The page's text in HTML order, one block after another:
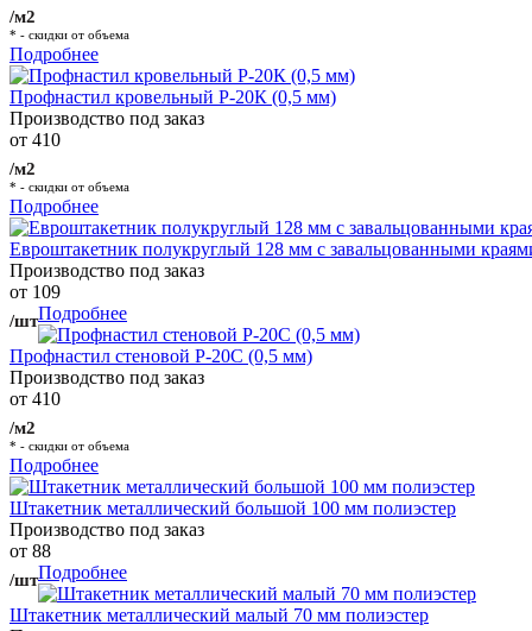
/м2
* - скидки от объема
Подробнее
Профнастил кровельный Р-20К (0,5 мм)
Производство под заказ
от 410
/м2
* - скидки от объема
Подробнее
Евроштакетник полукруглый 128 мм с завальцованными
Производство под заказ
от 109
/штПодробнее
Профнастил стеновой Р-20С (0,5 мм)
Производство под заказ
от 410
/м2
* - скидки от объема
Подробнее
Штакетник металлический большой 100 мм полиэстер
Производство под заказ
от 88
/штПодробнее
Штакетник металлический малый 70 мм полиэстер